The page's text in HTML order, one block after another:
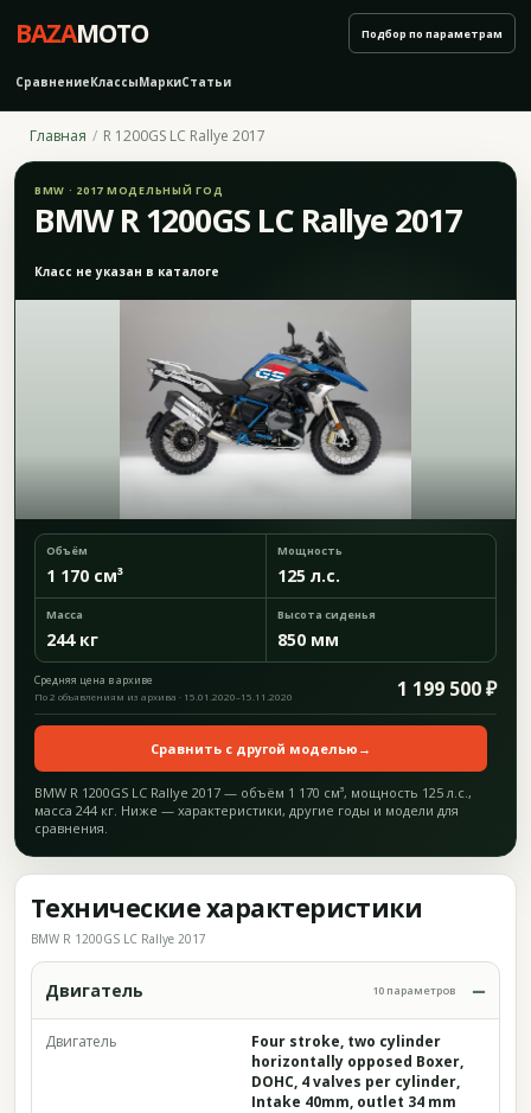
BAZAMOTO
СравнениеКлассыМаркиСтатьи
Подбор по параметрам
Главная R 1200GS LC Rallye 2017
BMW · 2017 МОДЕЛЬНЫЙ ГОД
BMW R 1200GS LC Rallye 2017
Класс не указан в каталоге
Объём
1 170 см³
Мощность
125 л.с.
Масса
244 кг
Высота сиденья
850 мм
Средняя цена в архиве 1 199 500 ₽
По 2 объявлениям из архива · 15.01.2020–15.11.2020
Сравнить с другой моделью →
BMW R 1200GS LC Rallye 2017 — объём 1 170 см³, мощность 125 л.с.,
масса 244 кг. Ниже — характеристики, другие годы и модели для
сравнения.
Технические характеристики
BMW R 1200GS LC Rallye 2017
Двигатель 10 параметров
Двигатель
Four stroke, two cylinder
horizontally opposed Boxer,
DOHC, 4 valves per cylinder,
Intake 40mm, outlet 34 mm